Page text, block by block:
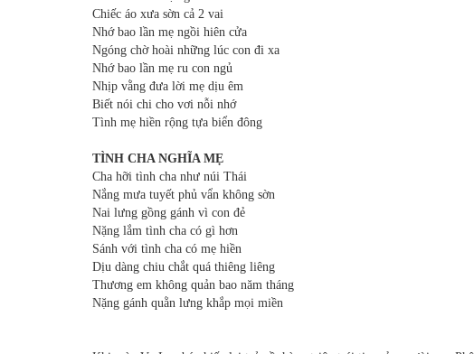
Chiếc áo xưa sờn cả 2 vai
Nhớ bao lần mẹ ngồi hiên cửa
Ngóng chờ hoài những lúc con đi xa
Nhớ bao lần mẹ ru con ngủ
Nhịp vằng đưa lời mẹ dịu êm
Biết nói chi cho vơi nỗi nhớ
Tình mẹ hiền rộng tựa biển đông
TÌNH CHA NGHĨA MẸ
Cha hỡi tình cha như núi Thái
Nắng mưa tuyết phủ vẩn không sờn
Nai lưng gồng gánh vì con đẻ
Nặng lắm tình cha có gì hơn
Sánh với tình cha có mẹ hiền
Dịu dàng chiu chắt quá thiêng liêng
Thương em không quản bao năm tháng
Nặng gánh quằn lưng khắp mọi miền